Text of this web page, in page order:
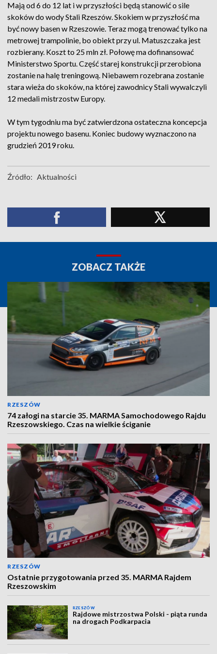
Mają od 6 do 12 lat i w przyszłości będą stanowić o sile
skoków do wody Stali Rzeszów. Skokiem w przyszłość ma
być nowy basen w Rzeszowie. Teraz mogą trenować tylko na
metrowej trampolinie, bo obiekt przy ul. Matuszczaka jest
rozbierany. Koszt to 25 mln zł. Połowę ma dofinansować
Ministerstwo Sportu. Część starej konstrukcji przerobiona
zostanie na halę treningową. Niebawem rozebrana zostanie
stara wieża do skoków, na której zawodnicy Stali wywalczyli
12 medali mistrzostw Europy.
W tym tygodniu ma być zatwierdzona ostateczna koncepcja
projektu nowego basenu. Koniec budowy wyznaczono na
grudzień 2019 roku.
Źródło: Aktualności
ZOBACZ TAKŻE
RZESZÓW
74 załogi na starcie 35. MARMA Samochodowego Rajdu
Rzeszowskiego. Czas na wielkie ściganie
RZESZÓW
Ostatnie przygotowania przed 35. MARMA Rajdem
Rzeszowskim
RZESZÓW
Rajdowe mistrzostwa Polski - piąta runda
na drogach Podkarpacia